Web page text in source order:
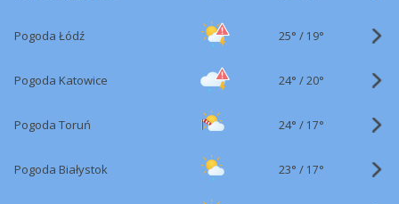
Pogoda Łódź 25° / 19°
Pogoda Katowice 24° /20°
Pogoda Toruń 24° / 17°
Pogoda Białystok 23° / 17°